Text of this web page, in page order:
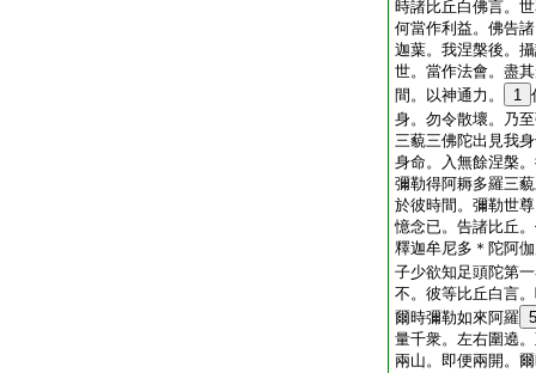
時諸比丘白佛言。
何當作利益。佛告
迦葉。我涅槃後。
世。當作法會。盡
間。以神通力。
1
身。勿令散壞。乃
三藐三佛陀出見我
身命。入無餘涅槃
彌勒得阿耨多羅三
於彼時間。彌勒世
憶念已。告諸比丘
釋迦牟尼多＊陀阿
子少欲知足頭陀第
不。彼等比丘白言
爾時彌勒如來阿羅 5
量千衆。左右圍遶
兩山。即便兩開。